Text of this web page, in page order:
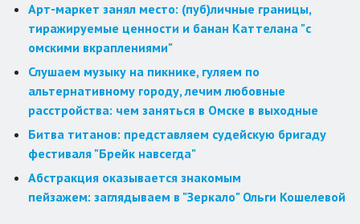
Арт-маркет занял место: (пуб)личные границы,
тиражируемые ценности и банан Каттелана "с
омскими вкраплениями"
Слушаем музыку на пикнике, гуляем по
альтернативному городу, лечим любовные
расстройства: чем заняться в Омске в выходные
Битва титанов: представляем судейскую бригаду
фестиваля "Брейк навсегда"
Абстракция оказывается знакомым
пейзажем: заглядываем в "Зеркало" Ольги Кошелевой